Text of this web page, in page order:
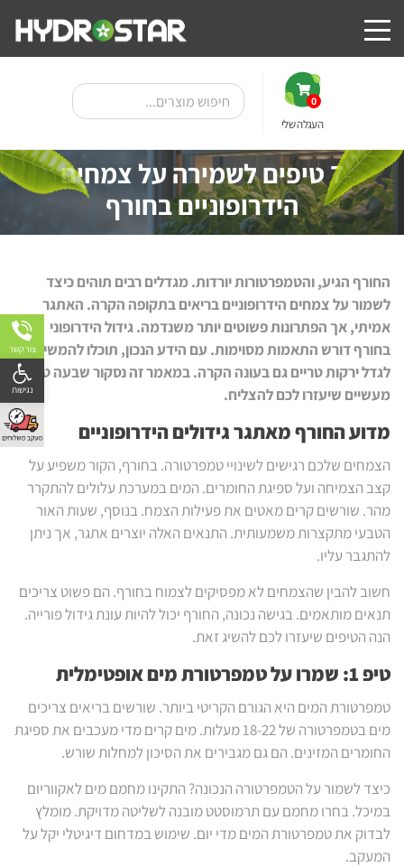
0
העגלה שלי
7 טיפים לשמירה על צמחים
הידרופוניים בחורף
החורף הגיע, והטמפרטורות יורדות. מגדלים רבים תוהים כיצד
לשמור על צמחים הידרופוניים בריאים בתקופה הקרה. האתגר
אמיתי, אך הפתרונות פשוטים יותר משנדמה. גידול הידרופוני
בחורף דורש התאמות מסוימות. עם הידע הנכון, תוכלו להמשיך
לגדל ירקות טריים גם בעונה הקרה. במאמר זה נסקור שבעה טיפים
מעשיים שיעזרו לכם להצליח.
מדוע החורף מאתגר גידולים הידרופוניים
הצמחים שלכם רגישים לשינויי טמפרטורה. בחורף, הקור משפיע על
קצב הצמיחה ועל ספיגת החומרים. המים במערכת עלולים להתקרר
מהר. שורשים קרים מאטים את פעילות הצמח. בנוסף, שעות האור
הטבעי מתקצרות משמעותית. התנאים האלה יוצרים אתגר, אך ניתן
להתגבר עליו.
חשוב להבין שהצמחים לא מפסיקים לצמוח בחורף. הם פשוט צריכים
תנאים מותאמים. בגישה נכונה, החורף יכול להיות עונת גידול פורייה.
הנה הטיפים שיעזרו לכם להשיג זאת.
טיפ 1: שמרו על טמפרטורת מים אופטימלית
טמפרטורת המים היא הגורם הקריטי ביותר. שורשים בריאים צריכים
מים בטמפרטורה של 18-22 מעלות. מים קרים מדי מעכבים את ספיגת
החומרים המזינים. הם גם מגבירים את הסיכון למחלות שורש.
כיצד לשמור על הטמפרטורה הנכונה? התקינו מחמם מים לאקווריום
במיכל. בחרו מחמם עם תרמוסטט מובנה לשליטה מדויקת. מומלץ
לבדוק את טמפרטורת המים מדי יום. שימוש במדחום דיגיטלי יקל על
המעקב.
צור קשר